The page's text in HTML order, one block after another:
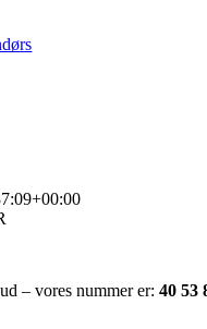
– vores nummer er: 40 53